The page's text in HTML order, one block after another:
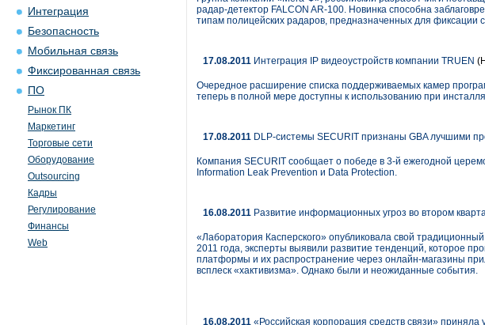
Интеграция
Безопасность
Мобильная связь
Фиксированная связь
ПО
Рынок ПК
Маркетинг
Торговые сети
Оборудование
Outsourcing
Кадры
Регулирование
Финансы
Web
радар-детектор FALCON AR-100. Новинка способна
типам полицейских радаров, предназначенных для фиксации
17.08.2011 Интеграция IP видеоустройств компании TRUEN
Очередное расширение списка поддерживаемых камер
теперь в полной мере доступны к использованию при
17.08.2011 DLP-системы SECURIT признаны GBA лучшими
Компания SECURIT сообщает о победе в 3-й ежегодной
Information Leak Prevention и Data Protection.
16.08.2011 Развитие информационных угроз во втором
«Лаборатория Касперского» опубликовала свой
2011 года, эксперты выявили развитие тенденций, которое
платформы и их распространение через онлайн-магазины
всплеск «хактивизма». Однако были и неожиданные события.
16.08.2011 «Российская корпорация средств связи»